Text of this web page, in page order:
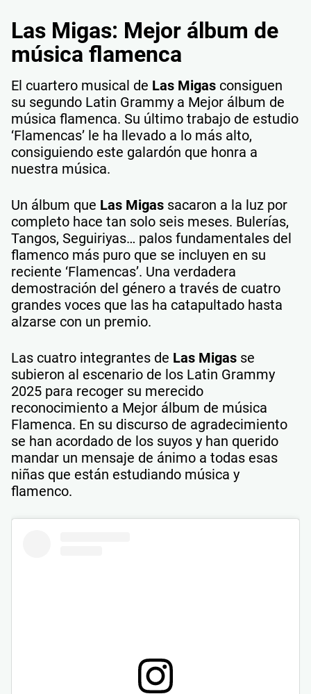
Las Migas: Mejor álbum de
música flamenca
El cuartero musical de Las Migas consiguen
su segundo Latin Grammy a Mejor álbum de
música flamenca. Su último trabajo de estudio
‘Flamencas’ le ha llevado a lo más alto,
consiguiendo este galardón que honra a
nuestra música.
Un álbum que Las Migas sacaron a la luz por
completo hace tan solo seis meses. Bulerías,
Tangos, Seguiriyas… palos fundamentales del
flamenco más puro que se incluyen en su
reciente ‘Flamencas’. Una verdadera
demostración del género a través de cuatro
grandes voces que las ha catapultado hasta
alzarse con un premio.
Las cuatro integrantes de Las Migas se
subieron al escenario de los Latin Grammy
2025 para recoger su merecido
reconocimiento a Mejor álbum de música
Flamenca. En su discurso de agradecimiento
se han acordado de los suyos y han querido
mandar un mensaje de ánimo a todas esas
niñas que están estudiando música y
flamenco.